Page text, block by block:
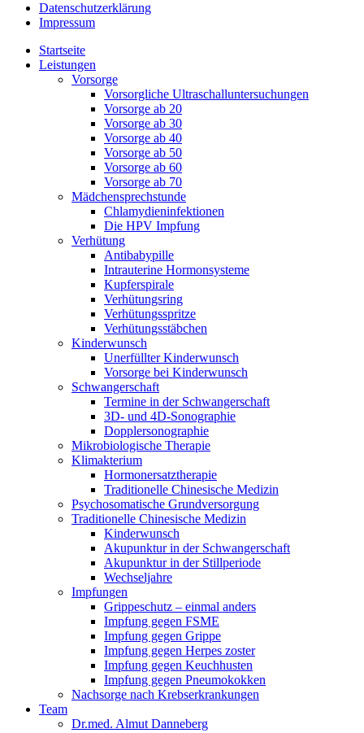
Datenschutzerklärung
Impressum
Startseite
Leistungen
Vorsorge
Vorsorgliche Ultraschalluntersuchungen
Vorsorge ab 20
Vorsorge ab 30
Vorsorge ab 40
Vorsorge ab 50
Vorsorge ab 60
Vorsorge ab 70
Mädchensprechstunde
Chlamydieninfektionen
Die HPV Impfung
Verhütung
Antibabypille
Intrauterine Hormonsysteme
Kupferspirale
Verhütungsring
Verhütungsspritze
Verhütungsstäbchen
Kinderwunsch
Unerfüllter Kinderwunsch
Vorsorge bei Kinderwunsch
Schwangerschaft
Termine in der Schwangerschaft
3D- und 4D-Sonographie
Dopplersonographie
Mikrobiologische Therapie
Klimakterium
Hormonersatztherapie
Traditionelle Chinesische Medizin
Psychosomatische Grundversorgung
Traditionelle Chinesische Medizin
Kinderwunsch
Akupunktur in der Schwangerschaft
Akupunktur in der Stillperiode
Wechseljahre
Impfungen
Grippeschutz – einmal anders
Impfung gegen FSME
Impfung gegen Grippe
Impfung gegen Herpes zoster
Impfung gegen Keuchhusten
Impfung gegen Pneumokokken
Nachsorge nach Krebserkrankungen
Team
Dr.med. Almut Danneberg